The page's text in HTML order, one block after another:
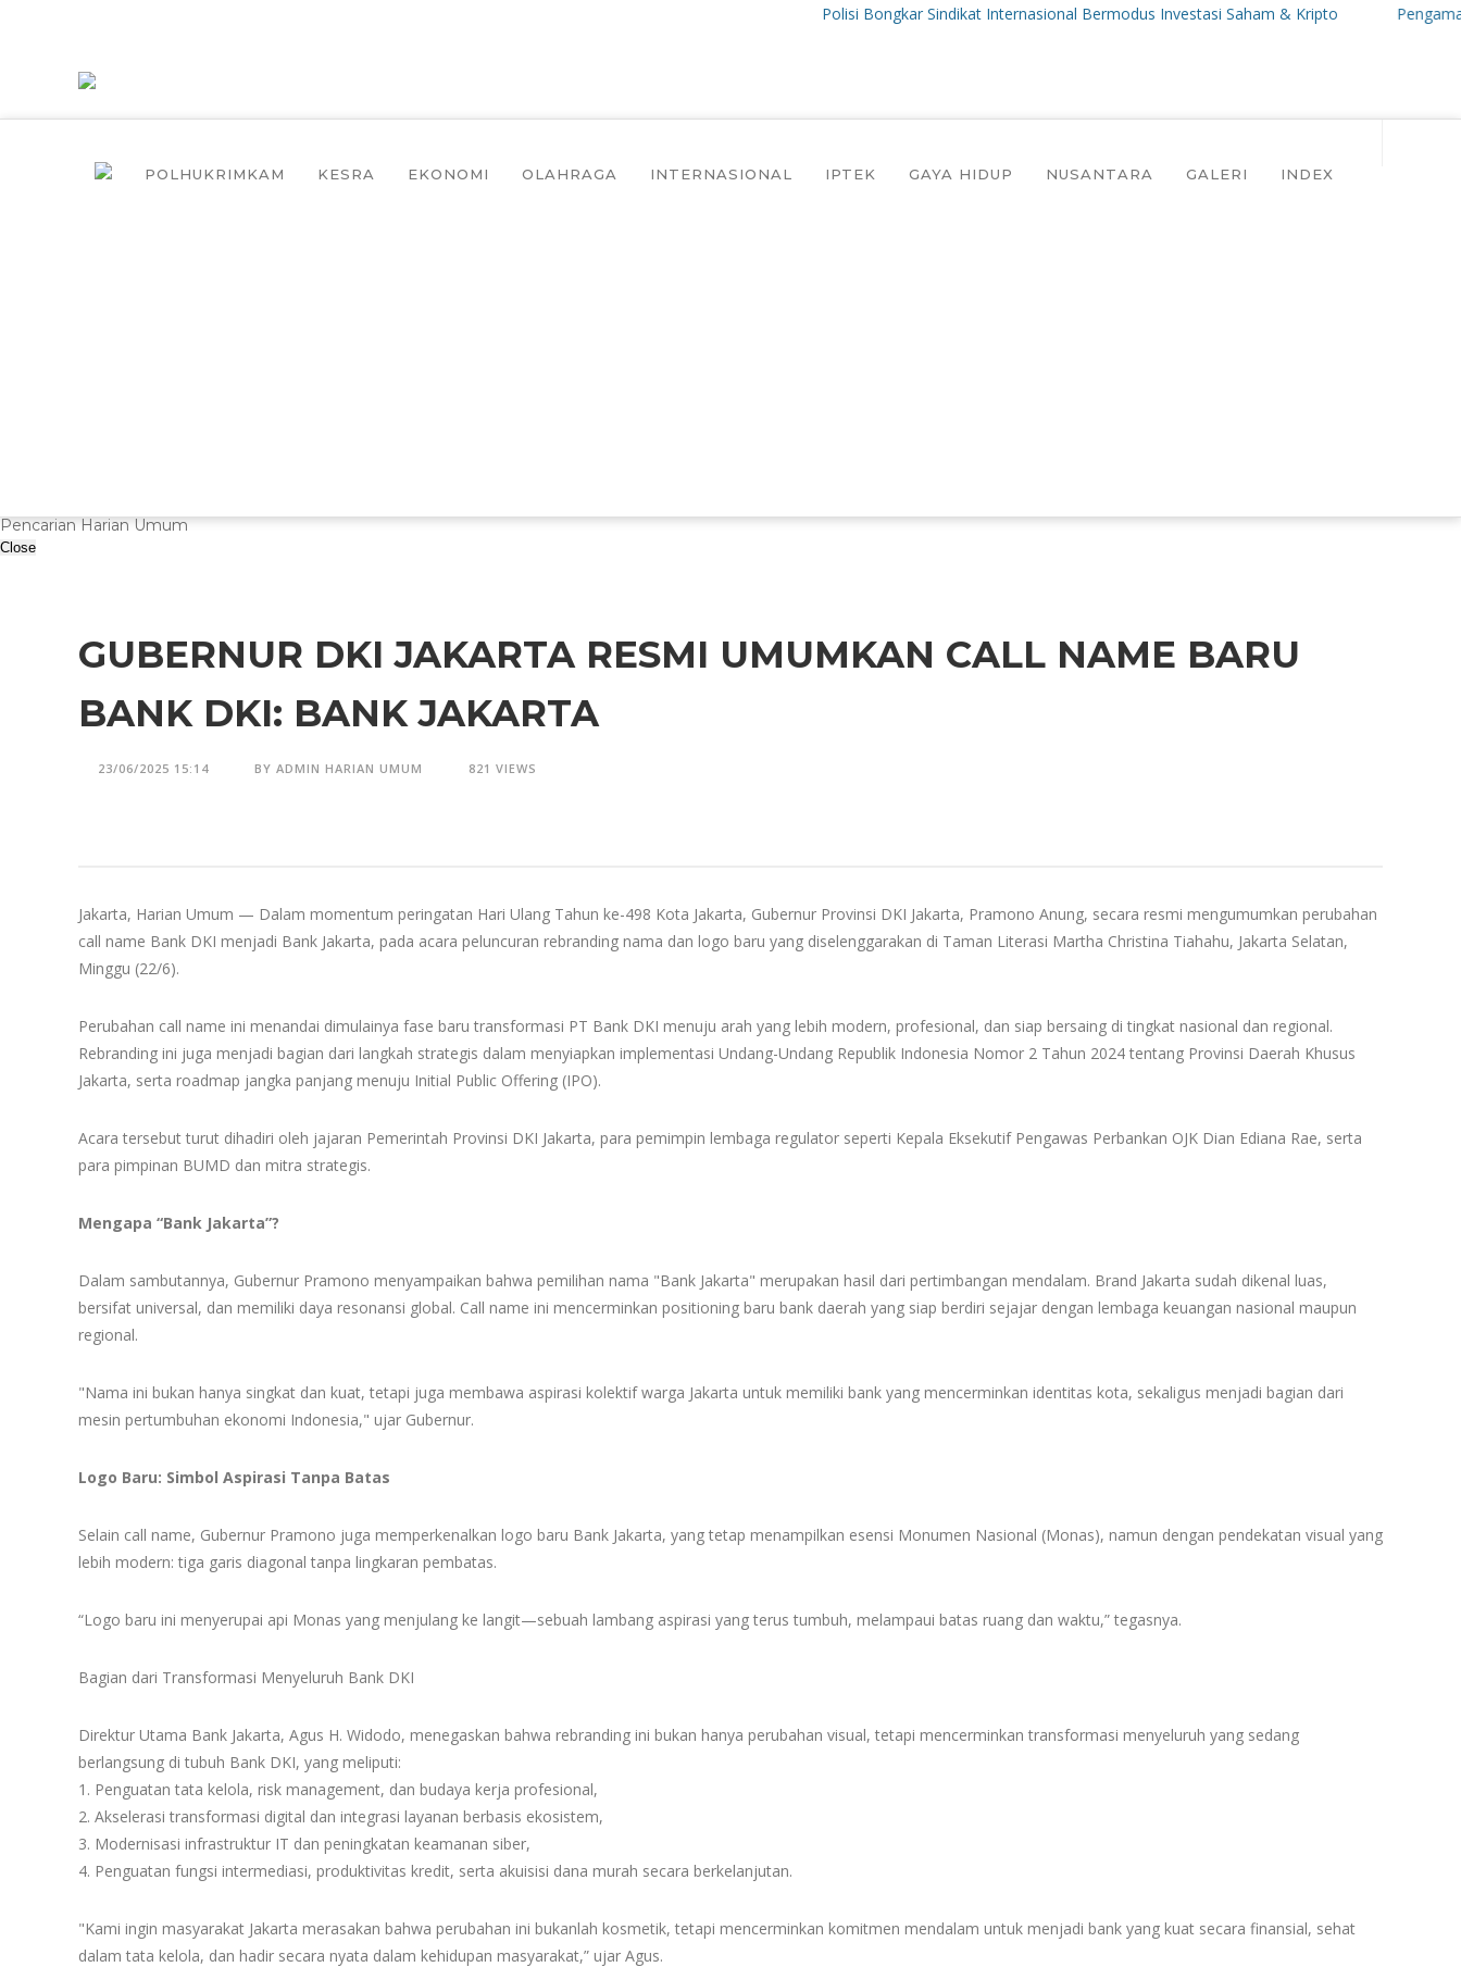
Polisi Bongkar Sindikat Internasional Bermodus Investasi Saham & Kripto Pengamat
POLHUKRIMKAM KESRA EKONOMI OLAHRAGA INTERNASIONAL IPTEK GAYA HIDUP NUSANTARA GALERI INDEX
Pencarian Harian Umum
Close
GUBERNUR DKI JAKARTA RESMI UMUMKAN CALL NAME BARU
BANK DKI: BANK JAKARTA
23/06/2025 15:14 BY ADMIN HARIAN UMUM 821 VIEWS
Jakarta, Harian Umum — Dalam momentum peringatan Hari Ulang Tahun ke-498 Kota Jakarta, Gubernur Provinsi DKI Jakarta, Pramono Anung, secara resmi mengumumkan perubahan
call name Bank DKI menjadi Bank Jakarta, pada acara peluncuran rebranding nama dan logo baru yang diselenggarakan di Taman Literasi Martha Christina Tiahahu, Jakarta Selatan,
Minggu (22/6).
Perubahan call name ini menandai dimulainya fase baru transformasi PT Bank DKI menuju arah yang lebih modern, profesional, dan siap bersaing di tingkat nasional dan regional.
Rebranding ini juga menjadi bagian dari langkah strategis dalam menyiapkan implementasi Undang-Undang Republik Indonesia Nomor 2 Tahun 2024 tentang Provinsi Daerah Khusus
Jakarta, serta roadmap jangka panjang menuju Initial Public Offering (IPO).
Acara tersebut turut dihadiri oleh jajaran Pemerintah Provinsi DKI Jakarta, para pemimpin lembaga regulator seperti Kepala Eksekutif Pengawas Perbankan OJK Dian Ediana Rae, serta
para pimpinan BUMD dan mitra strategis.
Mengapa “Bank Jakarta”?
Dalam sambutannya, Gubernur Pramono menyampaikan bahwa pemilihan nama "Bank Jakarta" merupakan hasil dari pertimbangan mendalam. Brand Jakarta sudah dikenal luas,
bersifat universal, dan memiliki daya resonansi global. Call name ini mencerminkan positioning baru bank daerah yang siap berdiri sejajar dengan lembaga keuangan nasional maupun
regional.
"Nama ini bukan hanya singkat dan kuat, tetapi juga membawa aspirasi kolektif warga Jakarta untuk memiliki bank yang mencerminkan identitas kota, sekaligus menjadi bagian dari
mesin pertumbuhan ekonomi Indonesia," ujar Gubernur.
Logo Baru: Simbol Aspirasi Tanpa Batas
Selain call name, Gubernur Pramono juga memperkenalkan logo baru Bank Jakarta, yang tetap menampilkan esensi Monumen Nasional (Monas), namun dengan pendekatan visual yang
lebih modern: tiga garis diagonal tanpa lingkaran pembatas.
“Logo baru ini menyerupai api Monas yang menjulang ke langit—sebuah lambang aspirasi yang terus tumbuh, melampaui batas ruang dan waktu,” tegasnya.
Bagian dari Transformasi Menyeluruh Bank DKI
Direktur Utama Bank Jakarta, Agus H. Widodo, menegaskan bahwa rebranding ini bukan hanya perubahan visual, tetapi mencerminkan transformasi menyeluruh yang sedang
berlangsung di tubuh Bank DKI, yang meliputi:
1. Penguatan tata kelola, risk management, dan budaya kerja profesional,
2. Akselerasi transformasi digital dan integrasi layanan berbasis ekosistem,
3. Modernisasi infrastruktur IT dan peningkatan keamanan siber,
4. Penguatan fungsi intermediasi, produktivitas kredit, serta akuisisi dana murah secara berkelanjutan.
"Kami ingin masyarakat Jakarta merasakan bahwa perubahan ini bukanlah kosmetik, tetapi mencerminkan komitmen mendalam untuk menjadi bank yang kuat secara finansial, sehat
dalam tata kelola, dan hadir secara nyata dalam kehidupan masyarakat,” ujar Agus.